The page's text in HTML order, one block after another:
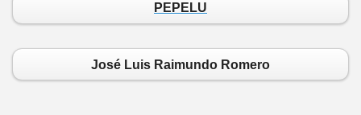
PEPELU
José Luis Raimundo Romero